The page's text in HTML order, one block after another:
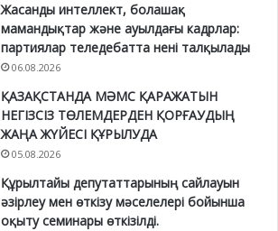
Жасанды интеллект, болашақ
мамандықтар және ауылдағы кадрлар:
партиялар теледебатта нені талқылады
06.08.2026
ҚАЗАҚСТАНДА МӘМС ҚАРАЖАТЫН
НЕГІЗСІЗ ТӨЛЕМДЕРДЕН ҚОРҒАУДЫҢ
ЖАҢА ЖҮЙЕСІ ҚҰРЫЛУДА
05.08.2026
Құрылтайы депутаттарының сайлауын
әзірлеу мен өткізу мәселелері бойынша
оқыту семинары өткізілді.